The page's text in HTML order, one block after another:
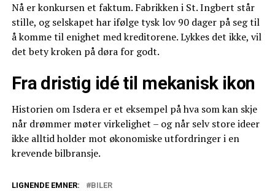
Nå er konkursen et faktum. Fabrikken i St. Ingbert står
stille, og selskapet har ifølge tysk lov 90 dager på seg til
å komme til enighet med kreditorene. Lykkes det ikke, vil
det bety kroken på døra for godt.
Fra dristig idé til mekanisk ikon
Historien om Isdera er et eksempel på hva som kan skje
når drømmer møter virkelighet – og når selv store ideer
ikke alltid holder mot økonomiske utfordringer i en
krevende bilbransje.
LIGNENDE EMNER: BILER